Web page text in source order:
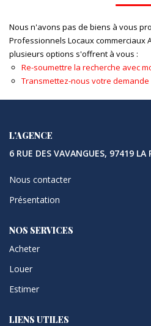
Nous n'avons pas de biens à vous
Professionnels Locaux commerciaux
plusieurs options s'offrent à vous :
Re-soumettre la recherche avec
Transmettez-nous votre demande
L'AGENCE
6 RUE DES VAVANGUES, 97419 LA
Nous contacter
Présentation
NOS SERVICES
Acheter
Louer
Estimer
LIENS UTILES